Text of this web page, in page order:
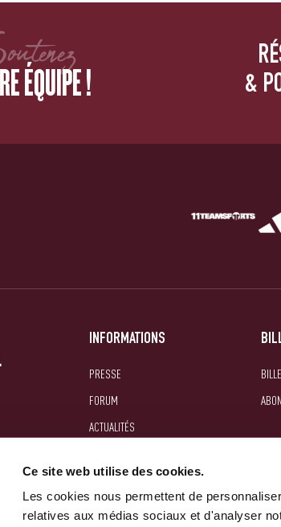
Ce site web utilise des cookies.
Les cookies nous permettent de
relatives aux médias sociaux et d'analyser
ÉQUIPE !
&
INFORMATIONS
PRESSE
FORUM
ACTUALITÉS